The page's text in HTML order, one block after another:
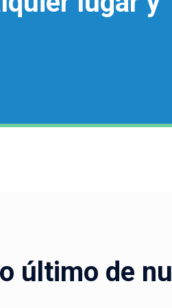
último de